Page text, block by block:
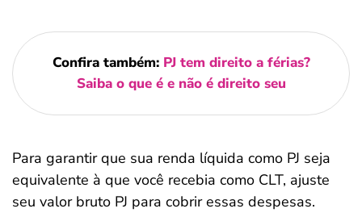
Confira também: PJ tem direito a férias?
Saiba o que é e não é direito seu
Para garantir que sua renda líquida como PJ seja
equivalente à que você recebia como CLT, ajuste
seu valor bruto PJ para cobrir essas despesas.